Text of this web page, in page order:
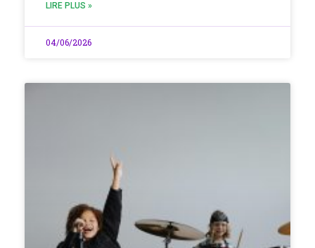
LIRE PLUS »
04/06/2026